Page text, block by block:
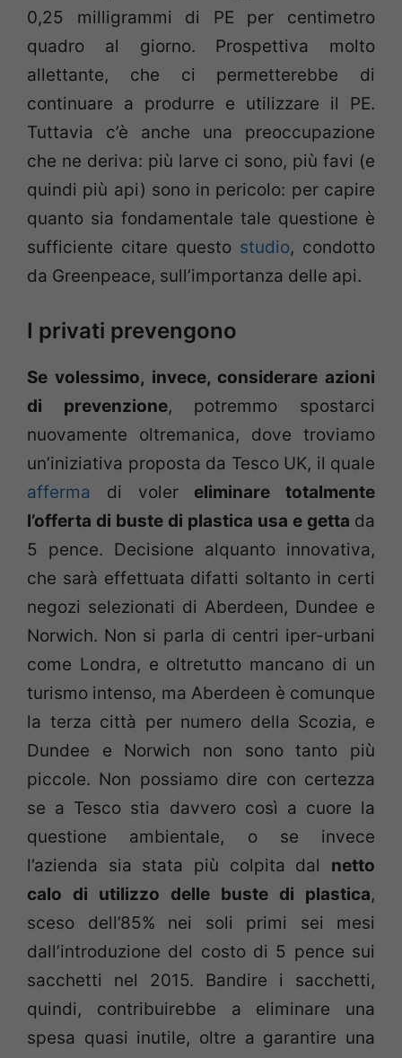
0,25 milligrammi di PE per centimetro
quadro al giorno. Prospettiva molto
allettante, che ci permetterebbe di
continuare a produrre e utilizzare il PE.
Tuttavia c’è anche una preoccupazione
che ne deriva: più larve ci sono, più favi (e
quindi più api) sono in pericolo: per capire
quanto sia fondamentale tale questione è
sufficiente citare questo studio, condotto
da Greenpeace, sull’importanza delle api.
I privati prevengono
Se volessimo, invece, considerare azioni
di prevenzione, potremmo spostarci
nuovamente oltremanica, dove troviamo
un’iniziativa proposta da Tesco UK, il quale
afferma di voler eliminare totalmente
l’offerta di buste di plastica usa e getta da
5 pence. Decisione alquanto innovativa,
che sarà effettuata difatti soltanto in certi
negozi selezionati di Aberdeen, Dundee e
Norwich. Non si parla di centri iper-urbani
come Londra, e oltretutto mancano di un
turismo intenso, ma Aberdeen è comunque
la terza città per numero della Scozia, e
Dundee e Norwich non sono tanto più
piccole. Non possiamo dire con certezza
se a Tesco stia davvero così a cuore la
questione ambientale, o se invece
l’azienda sia stata più colpita dal netto
calo di utilizzo delle buste di plastica,
sceso dell’85% nei soli primi sei mesi
dall’introduzione del costo di 5 pence sui
sacchetti nel 2015. Bandire i sacchetti,
quindi, contribuirebbe a eliminare una
spesa quasi inutile, oltre a garantire una